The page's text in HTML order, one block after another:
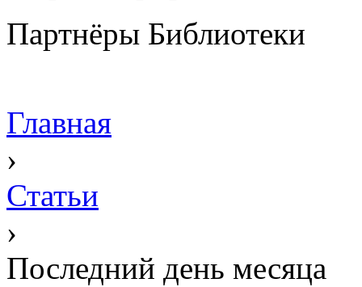
Партнёры Библиотеки
Главная
›
Статьи
›
Последний день месяца